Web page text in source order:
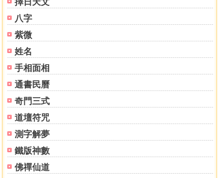
八字
紫微
姓名
手相面相
通書民曆
奇門三式
道壇符咒
測字解夢
鐵版神數
佛禪仙道
甲、學習氣
(甲)學習氣之色
(乙)學習氣形
(丙)學習氣數
(丁)學習氣的去來
(戊)學習寶瓶氣
乙、學習明點
(甲)明緣三脈而修忿怒母(拙火)
(乙)忿怒母熾然降注明點
(丙)三輪本尊父母融成明點
(丁)五輪本尊父母融成明點
(二)大圓滿共同經論的義理前行
甲、身、語、意清淨法
(甲)修身
(乙)修語